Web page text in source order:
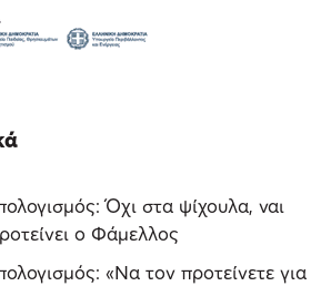
Όχι στα ψίχουλα, ναι
ο Φάμελλος
«Να τον προτείνετε για